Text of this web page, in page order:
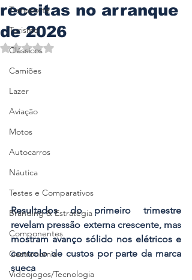
Transporte
Turismo
Clássicos
Camiões
Lazer
Aviação
Motos
Autocarros
Náutica
Testes e Comparativos
Branding & Estratégia
Componentes
Gastronomia
Videojogos/Tecnologia
receitas no arranque
de 2026
Avaliado com NaN de 5 estrelas.
Resultados do primeiro trimestre
revelam pressão externa crescente, mas
mostram avanço sólido nos elétricos e
controlo de custos por parte da marca
sueca